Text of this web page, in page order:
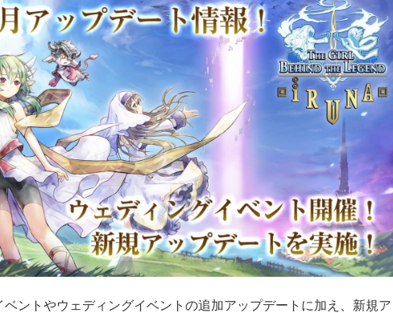
ントやウェディングイベントの追加アップデートに加え、新規ア